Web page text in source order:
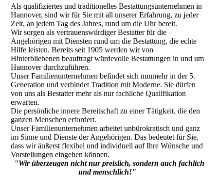
Als qualifiziertes undtraditionelles Bestattungsunternehmen in
Hannover, sind wir für Sie mit all unserer Erfahrung, zu jeder
Zeit, an jedem Tag des Jahres, rund um die Uhrbereit.
Wir sorgen als vertrauenswürdiger Bestatter für die
Angehörigen mit Diensten rund um die Bestattung, die echte
Hilfe leisten. Bereits seit 1905 werden wir von
Hinterbliebenen beauftragt würdevolle Bestattungen in und um
Hannover durchzuführen.
Unser Familienunternehmen befindet sich nunmehr in der 5.
Generation und verbindet Tradition mit Moderne. Sie dürfen
von uns als Bestatter mehr als nur fachliche Qualifikation
erwarten.
Die persönliche innere Bereitschaft zu einer Tätigkeit, die den
ganzen Menschen erfordert.
Unser Familienunternehmen arbeitet unbürokratisch und ganz
im Sinne und Dienste der Angehörigen. Das bedeutet für Sie,
dass wir äußerst flexibel und individuell auf Ihre Wünsche und
Vorstellungen eingehen können.
"Wir überzeugen nicht nur preislich, sondern auch fachlich
und menschlich!"